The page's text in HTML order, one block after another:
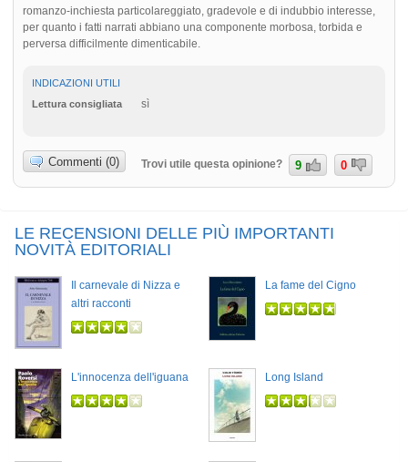
romanzo-inchiesta particolareggiato, gradevole e di indubbio interesse,
per quanto i fatti narrati abbiano una componente morbosa, torbida e
perversa difficilmente dimenticabile.
INDICAZIONI UTILI
Lettura consigliata
sì
Commenti (0) Trovi utile questa opinione? 9 0
LE RECENSIONI DELLE PIÙ IMPORTANTI
NOVITÀ EDITORIALI
Il carnevale di Nizza e
altri racconti
La fame del Cigno
L'innocenza dell'iguana Long Island